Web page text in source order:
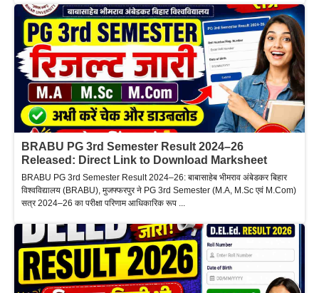
BRABU PG 3rd Semester Result 2024–26
Released: Direct Link to Download Marksheet
BRABU PG 3rd Semester Result 2024–26: बाबासाहेब भीमराव अंबेडकर बिहार
विश्वविद्यालय (BRABU), मुजफ्फरपुर ने PG 3rd Semester (M.A, M.Sc एवं M.Com)
सत्र 2024–26 का परीक्षा परिणाम आधिकारिक रूप ...